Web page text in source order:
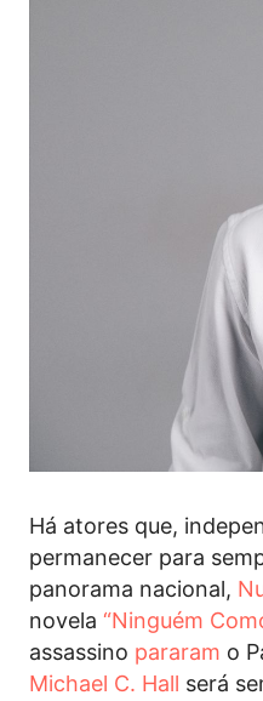
Há atores que,
permanecer para
panorama nacional,
novela“Ninguém
assassino pararam o
Michael C. Hall será